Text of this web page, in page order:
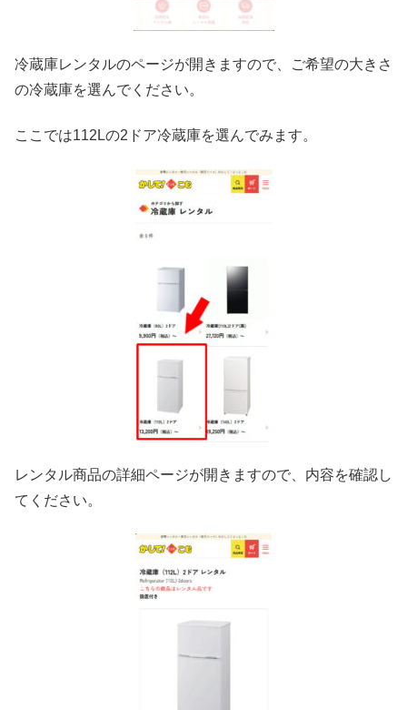
冷蔵庫レンタルのページが開きますので、ご希望の大きさ
の冷蔵庫を選んでください。
ここでは112Lの2ドア冷蔵庫を選んでみます。
レンタル商品の詳細ページが開きますので、内容を確認し
てください。